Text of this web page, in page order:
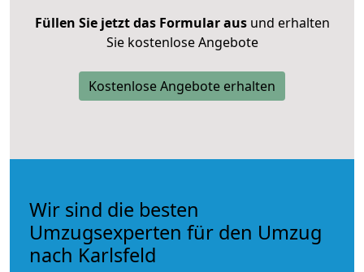
Füllen Sie jetzt das Formular ausund erhalten
Sie kostenlose Angebote
Kostenlose Angebote erhalten
Wir sind die besten
Umzugsexperten für den Umzug
nach Karlsfeld